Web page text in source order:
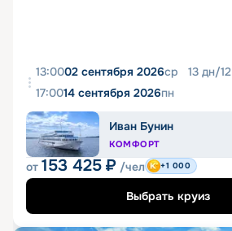
13:0002 сентября 2026ср 13 дн/12
17:0014 сентября 2026пн
Иван Бунин
КОМФОРТ
от 153 425 ₽ /чел +1 000
Выбрать круиз